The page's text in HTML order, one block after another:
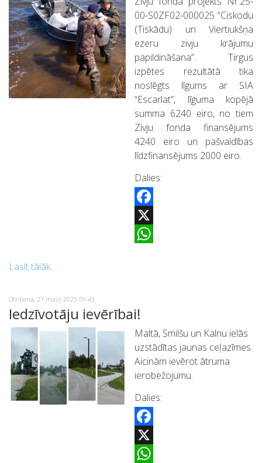
00-S0ZF02-000025 “Ciskodu
(Tiskādu) un Viertiukšņa
ezeru zivju krājumu
papildināšana”. Tirgus
izpētes rezultātā tika
noslēgts līgums ar SIA
“Escarlat”, līguma kopējā
summa 6240 eiro, no tiem
Zivju fonda finansējums
4240 eiro un pašvaldības
līdzfinansējums 2000 eiro.
Dalies:
Facebook
X
Lasīt tālāk...
Otrdiena, 27 maijs 2025 09:43
Iedzīvotāju ievērībai!
Maltā, Smilšu un Kalnu ielās
uzstādītas jaunas ceļazīmes.
Aicinām ievērot ātruma
ierobežojumu.
Dalies:
Facebook
X